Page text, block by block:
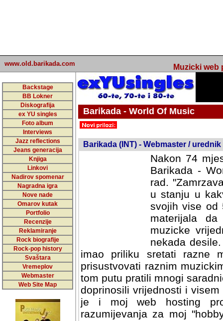
www.old.barikada.com Muzicki web
Backstage
BB Lokner
Diskografija
ex YU singles
Foto album
Interviews
Jazz reflections
Jeans generacija
Knjiga
Linkovi
Nadirov spomenar
Nagradna igra
Nove nade
Omarov kutak
Portfolio
Recenzije
Reklamiranje
Rock biografije
Rock-pop history
Svaštara
Vremeplov
Webmaster
Web Site Map
Barikada - World Of Music
Barikada (INT) - Webmaster / urednik
Nakon 74
Barikada -
rad.
u stanju u
svojih vise od
materijala
muzicke
nekada
imao priliku sretati razne
prisustvovati raznim
tom putu pratili mnogi
doprinosili vrijednosti i
je i moj web hosting
razumijevanja za moj